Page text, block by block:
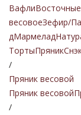
Вафли
весовоеЗефир/
дМармелад
ТортыПряник
/
Пряник весовой
Пряник весовой
/